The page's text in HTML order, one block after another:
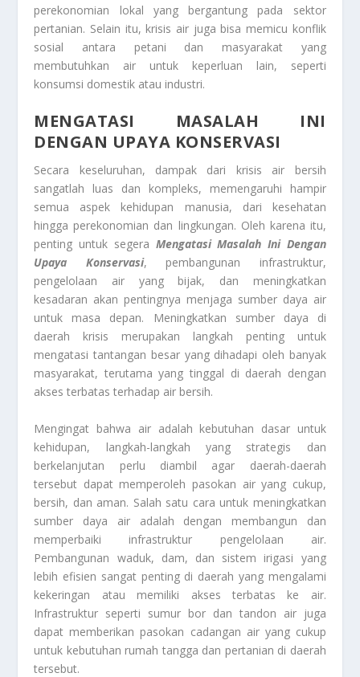
perekonomian lokal yang bergantung pada sektor
pertanian. Selain itu, krisis air juga bisa memicu konflik
sosial antara petani dan masyarakat yang
membutuhkan air untuk keperluan lain, seperti
konsumsi domestik atau industri.
MENGATASI MASALAH INI
DENGAN UPAYA KONSERVASI
Secara keseluruhan, dampak dari krisis air bersih
sangatlah luas dan kompleks, memengaruhi hampir
semua aspek kehidupan manusia, dari kesehatan
hingga perekonomian dan lingkungan. Oleh karena itu,
penting untuk segera Mengatasi Masalah Ini Dengan
Upaya Konservasi, pembangunan infrastruktur,
pengelolaan air yang bijak, dan meningkatkan
kesadaran akan pentingnya menjaga sumber daya air
untuk masa depan. Meningkatkan sumber daya di
daerah krisis merupakan langkah penting untuk
mengatasi tantangan besar yang dihadapi oleh banyak
masyarakat, terutama yang tinggal di daerah dengan
akses terbatas terhadap air bersih.
Mengingat bahwa air adalah kebutuhan dasar untuk
kehidupan, langkah-langkah yang strategis dan
berkelanjutan perlu diambil agar daerah-daerah
tersebut dapat memperoleh pasokan air yang cukup,
bersih, dan aman. Salah satu cara untuk meningkatkan
sumber daya air adalah dengan membangun dan
memperbaiki infrastruktur pengelolaan air.
Pembangunan waduk, dam, dan sistem irigasi yang
lebih efisien sangat penting di daerah yang mengalami
kekeringan atau memiliki akses terbatas ke air.
Infrastruktur seperti sumur bor dan tandon air juga
dapat memberikan pasokan cadangan air yang cukup
untuk kebutuhan rumah tangga dan pertanian di daerah
tersebut.